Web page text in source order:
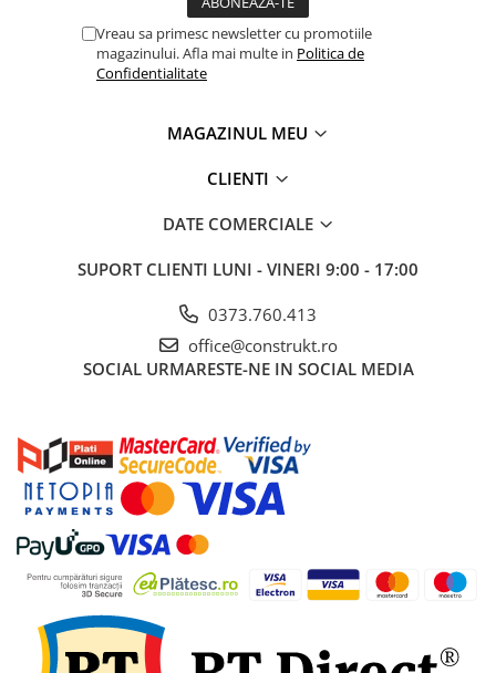
Ventile liniare
Ventile electromagnetice
Termostate aplicatii industriale
Echipamente pentru tratarea si
Pompe submersibile
Pompe pentru piscine
Motopompe
Vase de expansiune pentru
hidrofor
Grupuri de pompare apa
Rezervoare apa si accesorii stocare
Echipamente de filtrare si
dedurizare apa
Contoare de apa - Apometre
Camine apometru
Vreau sa primesc newsletter cu promotiile
magazinului. Afla mai multe in Politica de
Confidentialitate
MAGAZINUL MEU
CLIENTI
DATE COMERCIALE
SUPORT CLIENTI LUNI - VINERI 9:00 - 17:00
0373.760.413
office@construkt.ro
SOCIAL URMARESTE-NE IN SOCIAL MEDIA